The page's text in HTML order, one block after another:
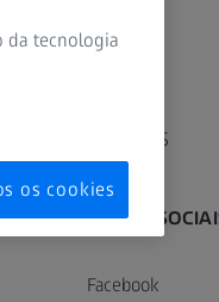
Grupo ZEISS
MÍDIAS
Facebook
da tecnologia
os cookies